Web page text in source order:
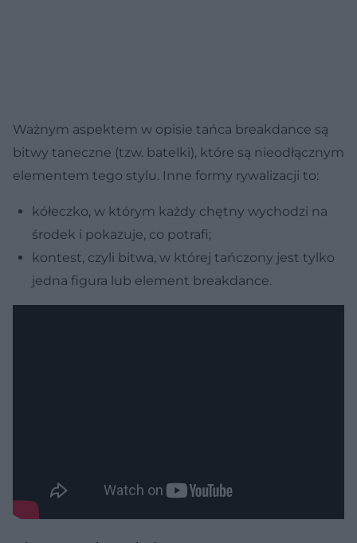
Ważnym aspektem w opisie tańca breakdance są
bitwy taneczne (tzw. batelki), które są nieodłącznym
elementem tego stylu. Inne formy rywalizacji to:
kółeczko, w którym każdy chętny wychodzi na
środek i pokazuje, co potrafi;
kontest, czyli bitwa, w której tańczony jest tylko
jedna figura lub element breakdance.